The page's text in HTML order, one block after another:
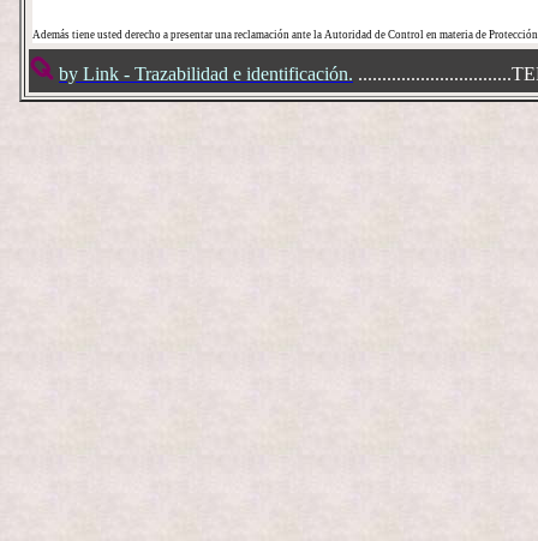
Además tiene usted derecho a presentar una reclamación ante la Autoridad de Control en materia de
by Link - Trazabilidad e identificación.